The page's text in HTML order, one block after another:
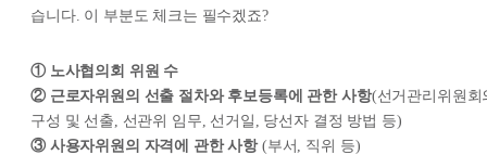
습니다. 이 부분도 체크는 필수겠죠?
① 노사협의회 위원 수
② 근로자위원의 선출 절차와 후보등록에 관한 사항(선거관리위원회
구성 및 선출, 선관위 임무, 선거일, 당선자 결정 방법 등)
③ 사용자위원의 자격에 관한 사항(부서, 직위 등)